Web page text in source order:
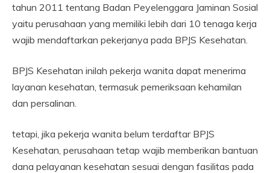
tahun 2011 tentang Badan Peyelenggara Jaminan Sosial
yaitu perusahaan yang memiliki lebih dari 10 tenaga kerja
wajib mendaftarkan pekerjanya pada BPJS Kesehatan.
BPJS Kesehatan inilah pekerja wanita dapat menerima
layanan kesehatan, termasuk pemeriksaan kehamilan
dan persalinan.
tetapi, jika pekerja wanita belum terdaftar BPJS
Kesehatan, perusahaan tetap wajib memberikan bantuan
dana pelayanan kesehatan sesuai dengan fasilitas pada